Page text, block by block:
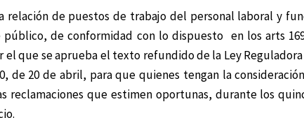
relación de puestos de trabajo del personal laboral y
público, de conformidad con lo dispuesto en los arts
el que se aprueba el texto refundido de la Ley Reguladora
de 20 de abril, para que quienes tengan la
reclamaciones que estimen oportunas, durante los